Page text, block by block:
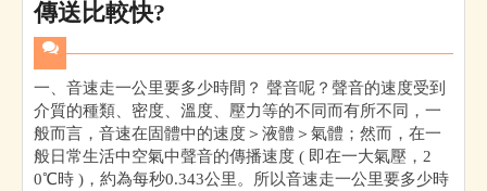
傳送比較快?
一、音速走一公里要多少時間？ 聲音呢？聲音的速度受到
介質的種類、密度、溫度、壓力等的不同而有所不同，一
般而言，音速在固體中的速度＞液體＞氣體；然而，在一
般日常生活中空氣中聲音的傳播速度 ( 即在一大氣壓，2
0℃時 )，約為每秒0.343公里。所以音速走一公里要多少時